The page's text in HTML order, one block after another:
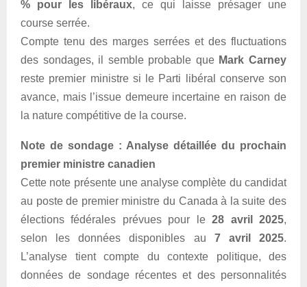
% pour les libéraux, ce qui laisse présager une
course serrée.
Compte tenu des marges serrées et des fluctuations
des sondages, il semble probable que Mark Carney
reste premier ministre si le Parti libéral conserve son
avance, mais l’issue demeure incertaine en raison de
la nature compétitive de la course.
Note de sondage : Analyse détaillée du prochain
premier ministre canadien
Cette note présente une analyse complète du candidat
au poste de premier ministre du Canada à la suite des
élections fédérales prévues pour le28 avril 2025,
selon les données disponibles au 7 avril 2025.
L’analyse tient compte du contexte politique, des
données de sondage récentes et des personnalités